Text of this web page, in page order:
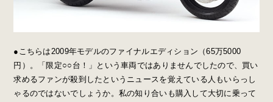
●こちらは2009年モデルのファイナルエディション（65万5000
円）。「限定○○台！」という車両ではありませんでしたので、買い
求めるファンが殺到したというニュースを覚えている人もいらっし
ゃるのではないでしょうか。私の知り合いも購入して大切に乗って